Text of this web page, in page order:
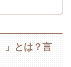
」とは？言